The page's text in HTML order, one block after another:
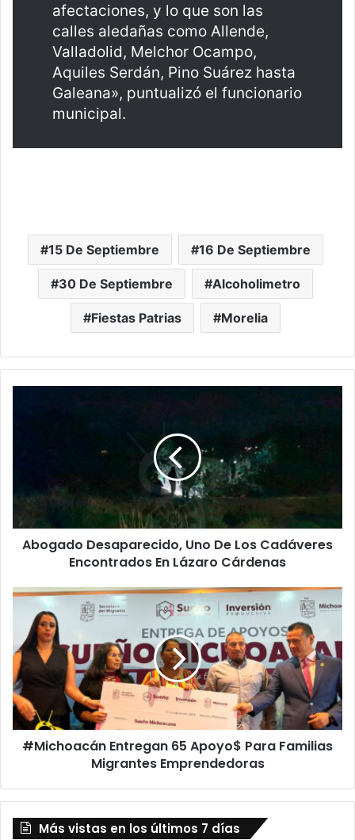
afectaciones, y lo que son las
calles aledañas como Allende,
Valladolid, Melchor Ocampo,
Aquiles Serdán, Pino Suárez hasta
Galeana», puntualizó el funcionario
municipal.
15 De Septiembre 16 De Septiembre
30 De Septiembre Alcoholimetro
Fiestas Patrias Morelia
Encontrados
Lázaro
Cárdenas
Abogado Desaparecido, Uno De Los Cadáveres
Encontrados En Lázaro Cárdenas
#Michoacán
Entregan
Apoyo$
Para
Familias
Migrantes
Emprendedoras
#Michoacán Entregan 65 Apoyo$ Para Familias
Migrantes Emprendedoras
Más vistas en los últimos 7 días